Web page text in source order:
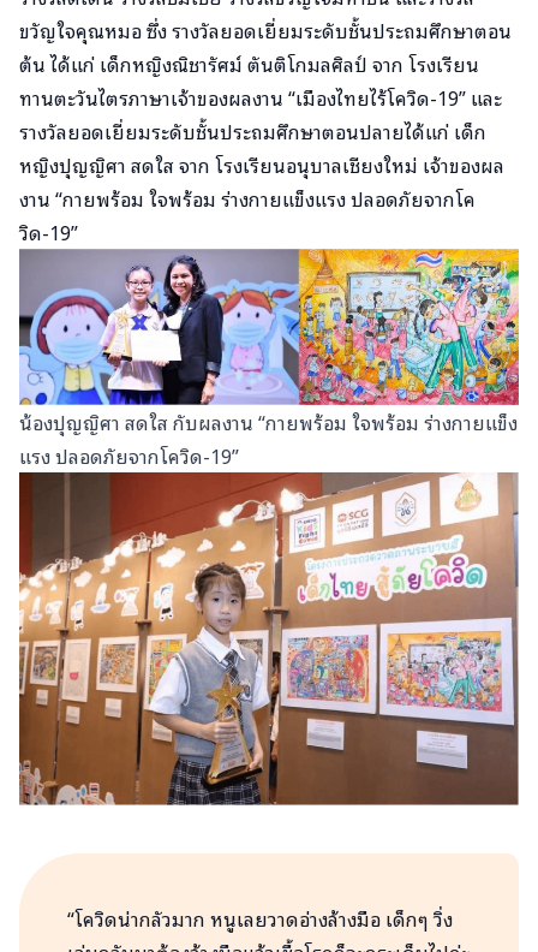
ขวัญใจคุณหมอ ซึ่ง รางวัลยอดเยี่ยมระดับชั้นประถมศึกษาตอน
ต้น ได้แก่ เด็กหญิงณิชารัศม์ ตันติโกมลศิลป์ จาก โรงเรียน
ทานตะวันไตรภาษาเจ้าของผลงาน “เมืองไทยไร้โควิด-19” และ
รางวัลยอดเยี่ยมระดับชั้นประถมศึกษาตอนปลายได้แก่ เด็ก
หญิงปุญญิศา สดใส จาก โรงเรียนอนุบาลเชียงใหม่ เจ้าของผล
งาน “กายพร้อม ใจพร้อม ร่างกายแข็งแรง ปลอดภัยจากโค
วิด-19”
น้องปุญญิศา สดใส กับผลงาน “กายพร้อม ใจพร้อม ร่างกายแข็ง
แรง ปลอดภัยจากโควิด-19”
“โควิดน่ากลัวมาก หนูเลยวาดอ่างล้างมือ เด็กๆ วิ่ง